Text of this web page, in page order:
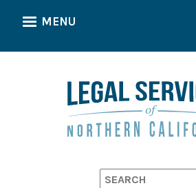
MENU
Search